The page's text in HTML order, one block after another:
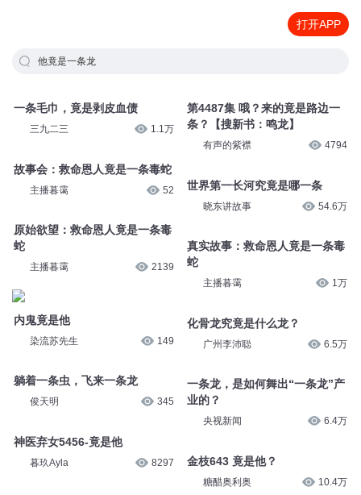
打开APP
他竟是一条龙
一条毛巾，竟是剥皮血债
三九二三 1.1万
故事会：救命恩人竟是一条毒蛇
主播暮霭 52
原始欲望：救命恩人竟是一条毒
蛇
主播暮霭 2139
内鬼竟是他
染流苏先生 149
躺着一条虫，飞来一条龙
俊天明 345
神医弃女5456-竟是他
暮玖Ayla 8297
第4487集 哦？来的竟是路边一
条？【搜新书：鸣龙】
有声的紫襟 4794
世界第一长河究竟是哪一条
晓东讲故事 54.6万
真实故事：救命恩人竟是一条毒
蛇
主播暮霭 1万
化骨龙究竟是什么龙？
广州李沛聪 6.5万
一条龙，是如何舞出“一条龙”产
业的？
央视新闻 6.4万
金枝643 竟是他？
糖醋奥利奥 10.4万